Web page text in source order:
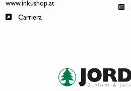
www.inkushop.at
Carriera